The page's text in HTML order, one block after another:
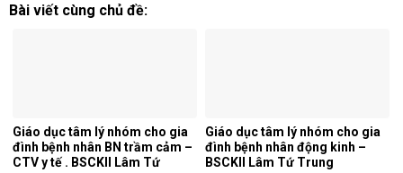
Bài viết cùng chủ đề:
Giáo dục tâm lý nhóm cho gia
đình bệnh nhân BN trầm cảm –
CTV y tế . BSCKII Lâm Tứ
Giáo dục tâm lý nhóm cho gia
đình bệnh nhân động kinh –
BSCKII Lâm Tứ Trung